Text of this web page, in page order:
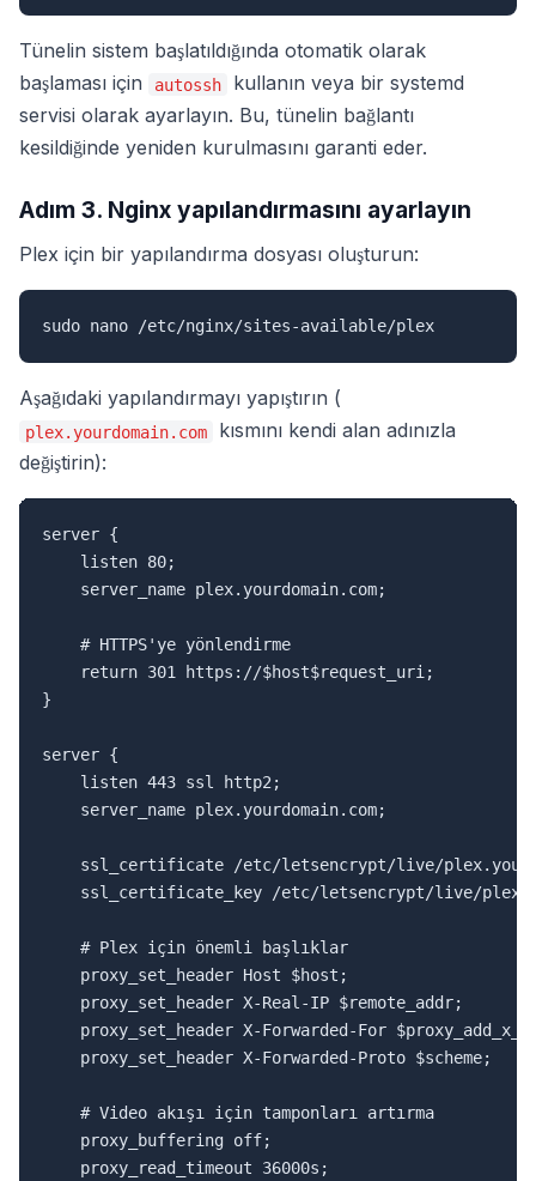
Tünelin sistem başlatıldığında otomatik olarak
başlaması için
autossh
kullanın veya bir systemd
servisi olarak ayarlayın. Bu, tünelin bağlantı
kesildiğinde yeniden kurulmasını garanti eder.
Adım 3. Nginx yapılandırmasını ayarlayın
Plex için bir yapılandırma dosyası oluşturun:
sudo nano /etc/nginx/sites-available/plex
Aşağıdaki yapılandırmayı yapıştırın (
plex.yourdomain.com
kısmını kendi alan adınızla
değiştirin):
server {
    listen 80;
    server_name plex.yourdomain.com;
    # HTTPS'ye yönlendirme
    return 301 https://$host$request_uri;
}
server {
    listen 443 ssl http2;
    server_name plex.yourdomain.com;
ssl_certificate /etc/letsencrypt/live/
ssl_certificate_key /etc/letsencrypt/live/
    # Plex için önemli başlıklar
    proxy_set_header Host $host;
    proxy_set_header X-Real-IP $remote_addr;
proxy_set_header X-Forwarded-For
    proxy_set_header X-Forwarded-Proto $scheme;
    # Video akışı için tamponları artırma
    proxy_buffering off;
    proxy_read_timeout 36000s;